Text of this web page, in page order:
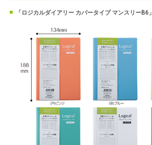
「ロジカルダイアリー カバータイプ マンスリーB6」